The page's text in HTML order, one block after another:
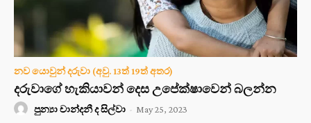
නව යොවුන් දරුවා (අවු. 13ත් 19ත් අතර)
දරුවාගේ හැකියාවන් දෙස උපේක්ෂාවෙන් බලන්න
පුන්‍යා චාන්දනී ද සිල්වා - May 25, 2023